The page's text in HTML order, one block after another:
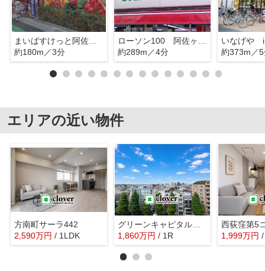
まいばすけっと阿佐谷南1丁目店
約180m／3分
ローソン100 阿佐ヶ谷南
約289m／4分
約373m／
エリアの近い物件
方南町サーラ442
2,590万円 / 1LDK
グリーンキャピタル南阿佐ヶ谷
1,860万円 / 1R
西荻窪第5
1,999万円